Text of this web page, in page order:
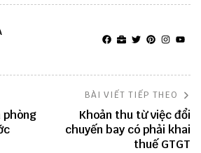
phòng
BÀI VIẾT TIẾP THEO
Khoản thu từ việc đổi
chuyến bay có phải khai
thuế GTGT